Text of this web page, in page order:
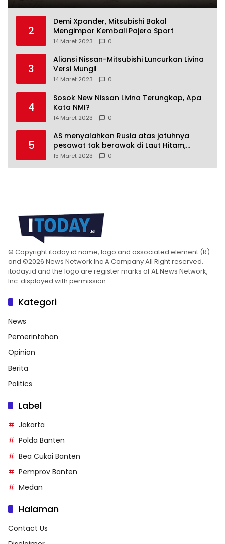
2
Demi Xpander, Mitsubishi Bakal
Mengimpor Kembali Pajero Sport
14 Maret 2023 0
3
Aliansi Nissan-Mitsubishi Luncurkan Livina
Versi Mungil
14 Maret 2023 0
4
Sosok New Nissan Livina Terungkap, Apa
Kata NMI?
14 Maret 2023 0
5
AS menyalahkan Rusia atas jatuhnya
pesawat tak berawak di Laut Hitam,
Moskow menyangkal
15 Maret 2023 0
© Copyright itoday.id name, logo and associated element (R)
and ©2026 News Network Inc A Company All Right reserved.
itoday.id and the logo are register marks of AL News Network,
Inc. displayed with permission.
Kategori
News
Pemerintahan
Opinion
Berita
Politics
Label
Jakarta
Polda Banten
Bea Cukai Banten
Pemprov Banten
Medan
Halaman
Contact Us